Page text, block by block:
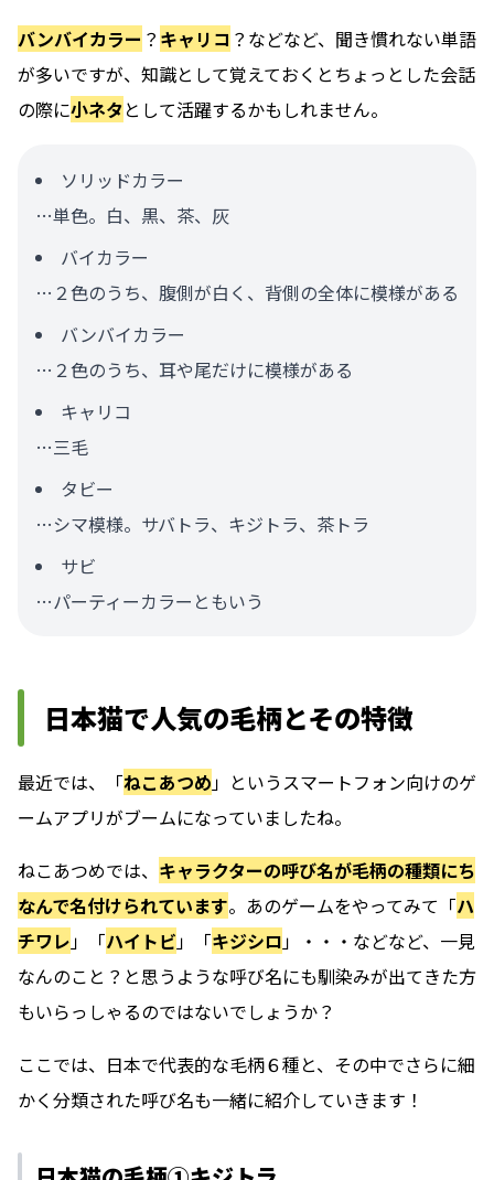
バンバイカラー ？ キャリコ ？などなど、聞き慣れない単語
が多いですが、知識として覚えておくとちょっとした会話
の際に小ネタとして活躍するかもしれません。
ソリッドカラー
…単色。白、黒、茶、灰
バイカラー
…２色のうち、腹側が白く、背側の全体に模様がある
バンバイカラー
…２色のうち、耳や尾だけに模様がある
キャリコ
…三毛
タビー
…シマ模様。サバトラ、キジトラ、茶トラ
サビ
…パーティーカラーともいう
日本猫で人気の毛柄とその特徴
最近では、「ねこあつめ」というスマートフォン向けのゲ
ームアプリがブームになっていましたね。
ねこあつめでは、 キャラクターの呼び名が毛柄の種類にち
なんで名付けられています。あのゲームをやってみて「ハ
チワレ」「ハイトビ」「キジシロ」・・・などなど、一見
なんのこと？と思うような呼び名にも馴染みが出てきた方
もいらっしゃるのではないでしょうか？
ここでは、 日本で代表的な毛柄６種と、その中でさらに細
かく分類された呼び名も一緒に紹介していきます！